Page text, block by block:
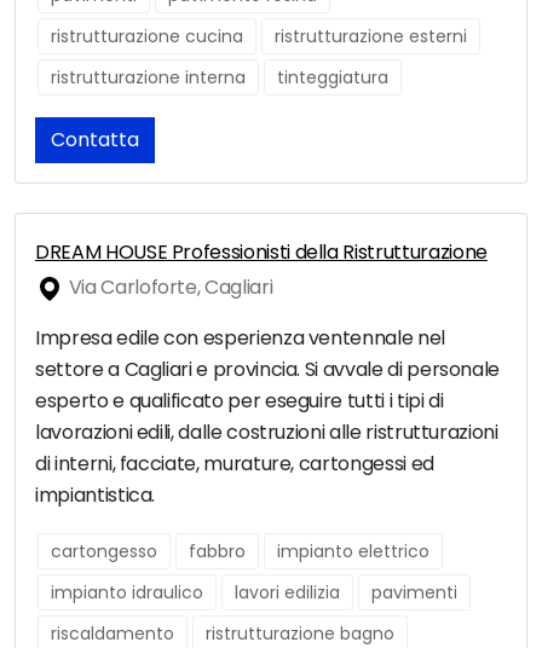
ristrutturazione cucina
ristrutturazione esterni
ristrutturazione interna
tinteggiatura
Contatta
DREAM HOUSE Professionisti della Ristrutturazione
Via Carloforte, Cagliari
Impresa edile con esperienza ventennale nel
settore a Cagliari e provincia. Si avvale di personale
esperto e qualificato per eseguire tutti i tipi di
lavorazioni edili, dalle costruzioni alle ristrutturazioni
di interni, facciate, murature, cartongessi ed
impiantistica.
cartongesso fabbro
impianto elettrico
impianto idraulico
lavori edilizia
pavimenti
riscaldamento
ristrutturazione bagno